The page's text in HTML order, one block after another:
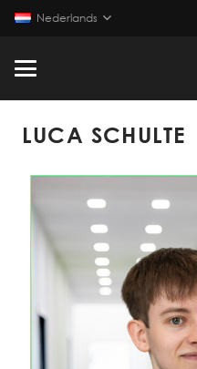
Nederlands
LUCA SCHULTE